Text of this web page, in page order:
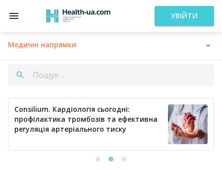
УВІЙТИ
Медичні напрямки
Consilium. Кардіологія сьогодні:
профілактика тромбозів та ефективна
регуляція артеріального тиску